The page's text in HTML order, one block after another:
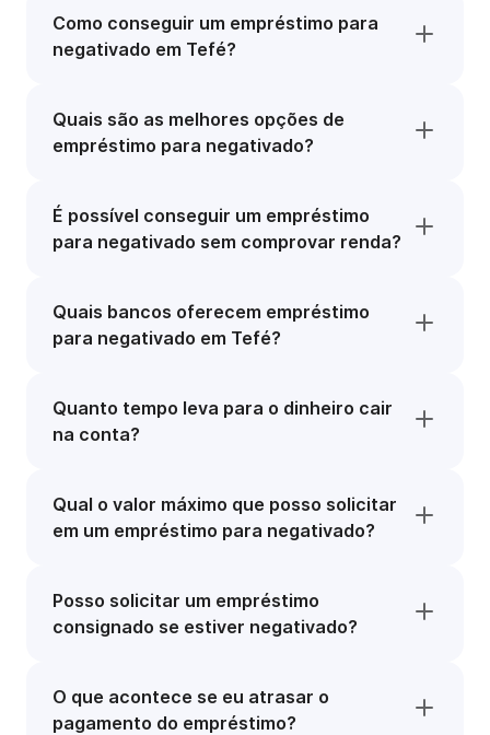
Como conseguir um empréstimo para
negativado em Tefé?
Quais são as melhores opções de
empréstimo para negativado?
É possível conseguir um empréstimo
para negativado sem comprovar renda?
Quais bancos oferecem empréstimo
para negativado em Tefé?
Quanto tempo leva para o dinheiro cair
na conta?
Qual o valor máximo que posso solicitar
em um empréstimo para negativado?
Posso solicitar um empréstimo
consignado se estiver negativado?
O que acontece se eu atrasar o
pagamento do empréstimo?